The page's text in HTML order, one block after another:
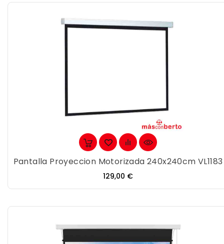
Pantalla Proyeccion Motorizada 240x240cm VL1183
Precio
129,00 €